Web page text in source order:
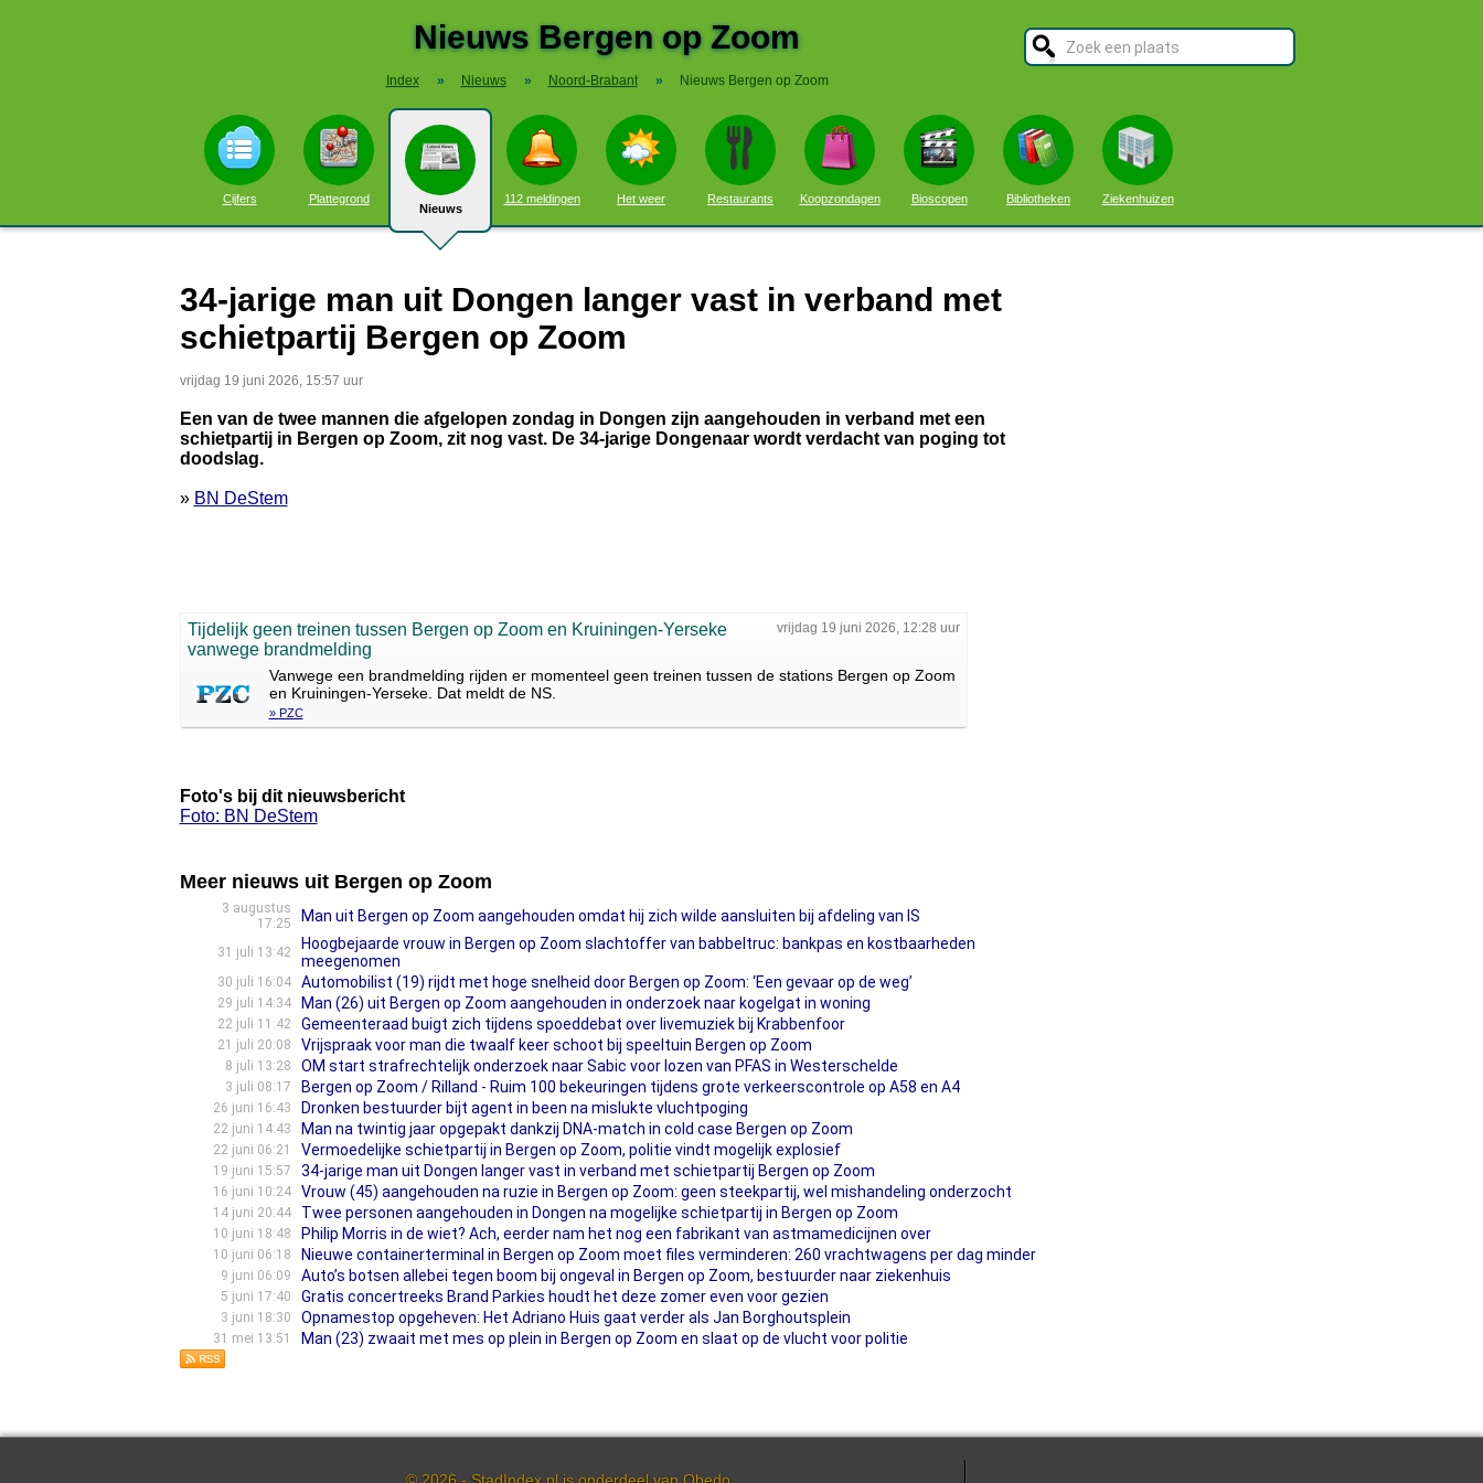
Nieuws Bergen op Zoom
Index » Nieuws » Noord-Brabant » Nieuws Bergen op Zoom
Cijfers Plattegrond
Nieuws
112 meldingen Het weer Restaurants Koopzondagen Bioscopen Bibliotheken Ziekenhuizen
34-jarige man uit Dongen langer vast in verband met
schietpartij Bergen op Zoom
vrijdag 19 juni 2026, 15:57 uur
Een van de twee mannen die afgelopen zondag in Dongen zijn aangehouden in verband met een
schietpartij in Bergen op Zoom, zit nog vast. De 34-jarige Dongenaar wordt verdacht van poging tot
doodslag.
» BN DeStem
vrijdag 19 juni 2026, 12:28 uur
Tijdelijk geen treinen tussen Bergen op Zoom en Kruiningen-Yerseke
vanwege brandmelding
Vanwege een brandmelding rijden er momenteel geen treinen tussen de stations Bergen op Zoom
en Kruiningen-Yerseke. Dat meldt de NS.
» PZC
Foto's bij dit nieuwsbericht
Foto: BN DeStem
Meer nieuws uit Bergen op Zoom
3 augustus
17:25
Man uit Bergen op Zoom aangehouden omdat hij zich wilde aansluiten bij afdeling van IS
31 juli 13:42
Hoogbejaarde vrouw in Bergen op Zoom slachtoffer van babbeltruc: bankpas en kostbaarheden
meegenomen
30 juli 16:04 Automobilist (19) rijdt met hoge snelheid door Bergen op Zoom: ‘Een gevaar op de weg’
29 juli 14:34 Man (26) uit Bergen op Zoom aangehouden in onderzoek naar kogelgat in woning
22 juli 11:42 Gemeenteraad buigt zich tijdens spoeddebat over livemuziek bij Krabbenfoor
21 juli 20:08 Vrijspraak voor man die twaalf keer schoot bij speeltuin Bergen op Zoom
8 juli 13:28 OM start strafrechtelijk onderzoek naar Sabic voor lozen van PFAS in Westerschelde
3 juli 08:17 Bergen op Zoom / Rilland - Ruim 100 bekeuringen tijdens grote verkeerscontrole op A58 en A4
26 juni 16:43 Dronken bestuurder bijt agent in been na mislukte vluchtpoging
22 juni 14:43 Man na twintig jaar opgepakt dankzij DNA-match in cold case Bergen op Zoom
22 juni 06:21 Vermoedelijke schietpartij in Bergen op Zoom, politie vindt mogelijk explosief
19 juni 15:57 34-jarige man uit Dongen langer vast in verband met schietpartij Bergen op Zoom
16 juni 10:24 Vrouw (45) aangehouden na ruzie in Bergen op Zoom: geen steekpartij, wel mishandeling onderzocht
14 juni 20:44 Twee personen aangehouden in Dongen na mogelijke schietpartij in Bergen op Zoom
10 juni 18:48 Philip Morris in de wiet? Ach, eerder nam het nog een fabrikant van astmamedicijnen over
10 juni 06:18 Nieuwe containerterminal in Bergen op Zoom moet files verminderen: 260 vrachtwagens per dag minder
9 juni 06:09 Auto’s botsen allebei tegen boom bij ongeval in Bergen op Zoom, bestuurder naar ziekenhuis
5 juni 17:40 Gratis concertreeks Brand Parkies houdt het deze zomer even voor gezien
3 juni 18:30 Opnamestop opgeheven: Het Adriano Huis gaat verder als Jan Borghoutsplein
31 mei 13:51 Man (23) zwaait met mes op plein in Bergen op Zoom en slaat op de vlucht voor politie